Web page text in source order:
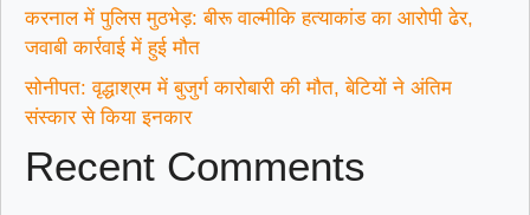
करनाल में पुलिस मुठभेड़: बीरू वाल्मीकि हत्याकांड का आरोपी ढेर,
जवाबी कार्रवाई में हुई मौत
सोनीपत: वृद्धाश्रम में बुजुर्ग कारोबारी की मौत, बेटियों ने अंतिम
संस्कार से किया इनकार
Recent Comments